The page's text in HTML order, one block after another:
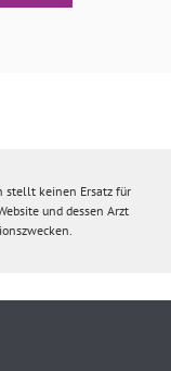
stellt keinen Ersatz für
und dessen Arzt